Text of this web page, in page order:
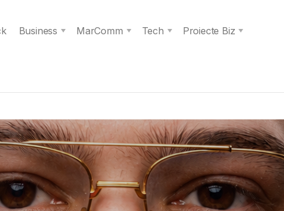
Business MarComm Tech
Proiecte Biz